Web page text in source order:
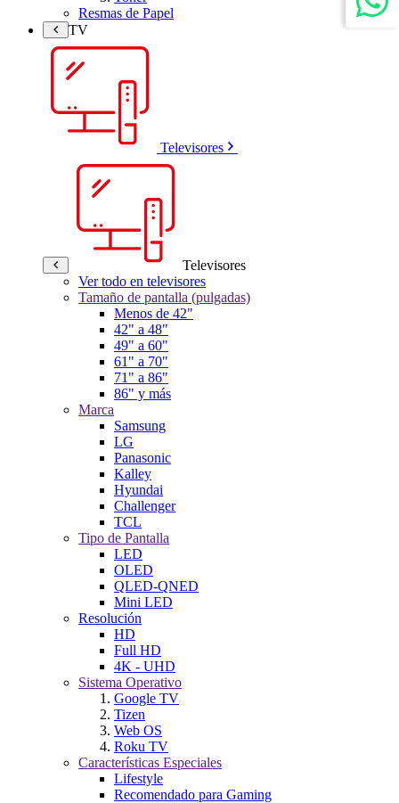
Resmas de Papel
TV
Televisores
Televisores
Ver todo en televisores
Tamaño de pantalla (pulgadas)
Menos de 42"
42" a 48"
49" a 60"
61" a 70"
71" a 86"
86" y más
Marca
Samsung
LG
Panasonic
Kalley
Hyundai
Challenger
TCL
Tipo de Pantalla
LED
OLED
QLED-QNED
Mini LED
Resolución
HD
Full HD
4K - UHD
Sistema Operativo
Google TV
Tizen
Web OS
Roku TV
Características Especiales
Lifestyle
Recomendado para Gaming